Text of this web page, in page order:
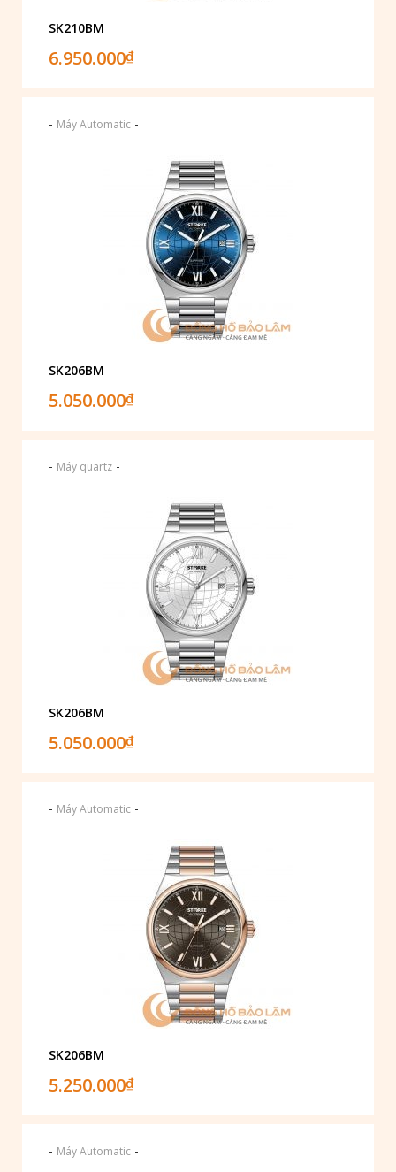
SK210BM
6.950.000₫
- Máy Automatic -
SK206BM
5.050.000₫
- Máy quartz -
SK206BM
5.050.000₫
- Máy Automatic -
SK206BM
5.250.000₫
- Máy Automatic -